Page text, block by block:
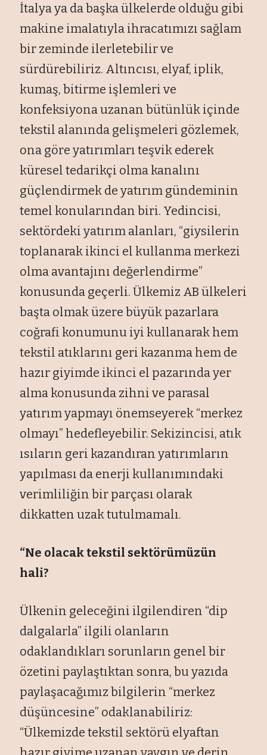
İtalya ya da başka ülkelerde olduğu gibi
makine imalatıyla ihracatımızı sağlam
bir zeminde ilerletebilir ve
sürdürebiliriz. Altıncısı, elyaf, iplik,
kumaş, bitirme işlemleri ve
konfeksiyona uzanan bütünlük içinde
tekstil alanında gelişmeleri gözlemek,
ona göre yatırımları teşvik ederek
küresel tedarikçi olma kanalını
güçlendirmek de yatırım gündeminin
temel konularından biri. Yedincisi,
sektördeki yatırım alanları, “giysilerin
toplanarak ikinci el kullanma merkezi
olma avantajını değerlendirme”
konusunda geçerli. Ülkemiz AB ülkeleri
başta olmak üzere büyük pazarlara
coğrafi konumunu iyi kullanarak hem
tekstil atıklarını geri kazanma hem de
hazır giyimde ikinci el pazarında yer
alma konusunda zihni ve parasal
yatırım yapmayı önemseyerek “merkez
olmayı” hedefleyebilir. Sekizincisi, atık
ısıların geri kazandıran yatırımların
yapılması da enerji kullanımındaki
verimliliğin bir parçası olarak
dikkatten uzak tutulmamalı.
“Ne olacak tekstil sektörümüzün
hali?
Ülkenin geleceğini ilgilendiren “dip
dalgalarla” ilgili olanların
odaklandıkları sorunların genel bir
özetini paylaştıktan sonra, bu yazıda
paylaşacağımız bilgilerin “merkez
düşüncesine” odaklanabiliriz:
“Ülkemizde tekstil sektörü elyaftan